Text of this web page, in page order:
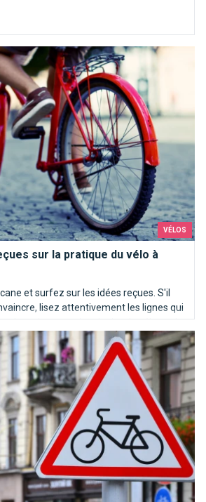
VÉLOS
sur la pratique du vélo à
et surfez sur les idées reçues. S'il
lisez attentivement les lignes qui
vite que mine de rien, le vélo est le
du vélo à Bruxelles
franchir un feu rouge pour tourner à